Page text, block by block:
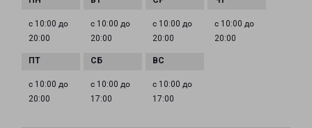
с 10:00 до
20:00
с 10:00 до
20:00
с 10:00 до
20:00
с 10:00 до
20:00
с 10:00 до
20:00
с 10:00 до
17:00
с 10:00 до
17:00